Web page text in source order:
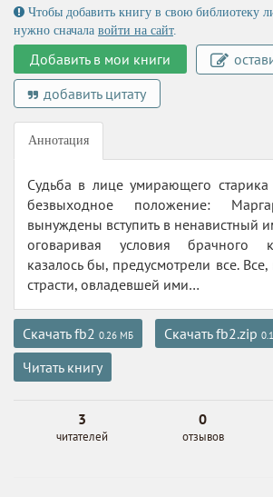
Чтобы добавить книгу в свою библиотеку
нужно сначала войти на сайт.
Добавить в мои книги
добавить цитату
Аннотация
Судьба в лице умирающего старика
безвыходное положение:
вынуждены вступить в ненавистный
оговаривая условия брачного
казалось бы, предусмотрели все.
страсти, овладевшей ими…
Скачать fb2 0.26 МБ Скачать fb2.zip
Читать книгу
3
читателей
0
отзывов